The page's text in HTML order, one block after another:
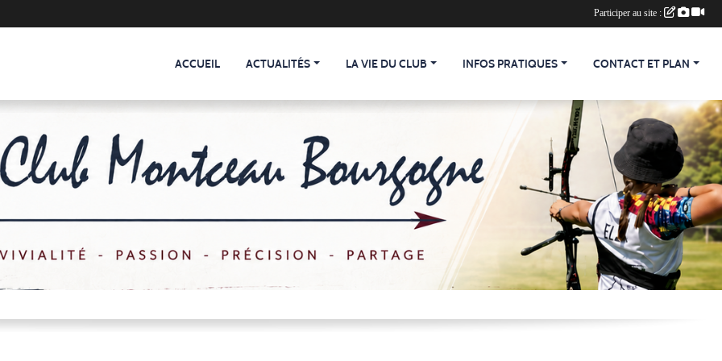
ACCUEIL ACTUALITÉS LA VIE DU CLUB INFOS PRATIQUES CONTACT ET PLAN
Participer au site :